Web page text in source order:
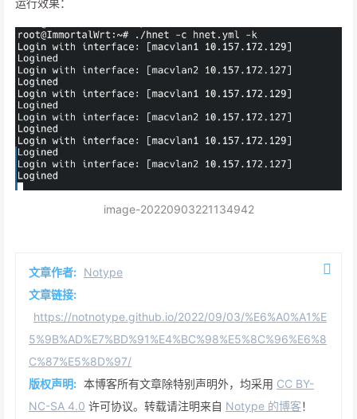
运行效果：
image-20220903221134942
文章作者: Notype
文章链接:
https://notnotype.github.io/2022/09/03/%E6%A0%A1%E
5%9B%AD%E7%BD%91%E4%BC%98%E5%8C%96%E6%8
C%87%E5%8D%97/
版权声明: 本博客所有文章除特别声明外，均采用 CC BY-
NC-SA 4.0 许可协议。转载请注明来自 Notype 的博客！